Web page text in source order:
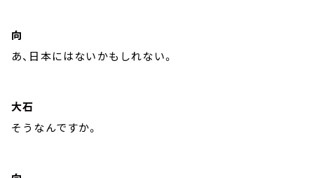
向
あ、日本にはないかもしれない。
大石
そうなんですか。